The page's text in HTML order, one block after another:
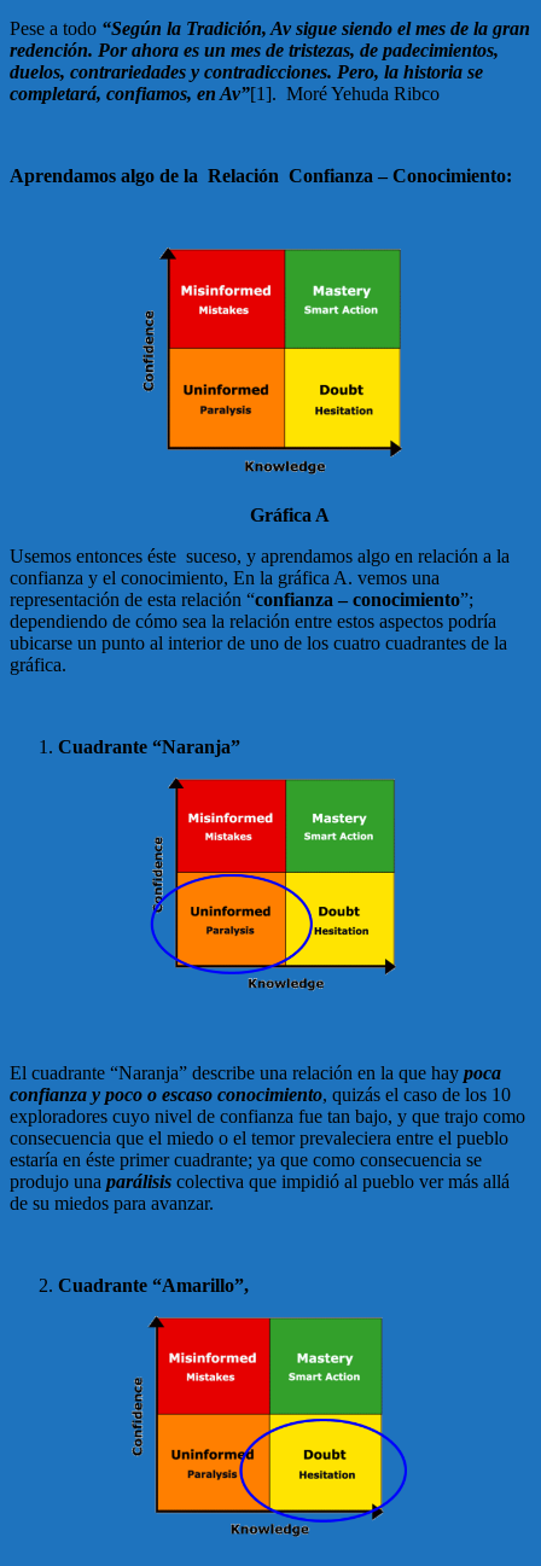
Pese a todo “Según la Tradición, Av sigue siendo el mes de la gran
redención. Por ahora es un mes de tristezas, de padecimientos,
duelos, contrariedades y contradicciones. Pero, la historia se
completará, confiamos, en Av”[1]. Moré Yehuda Ribco
Aprendamos algo de la Relación Confianza – Conocimiento:
Gráfica A
Usemos entonces éste suceso, y aprendamos algo en relación a la
confianza y el conocimiento, En la gráfica A. vemos una
representación de esta relación “confianza – conocimiento”;
dependiendo de cómo sea la relación entre estos aspectos podría
ubicarse un punto al interior de uno de los cuatro cuadrantes de la
gráfica.
Cuadrante “Naranja”
El cuadrante “Naranja” describe una relación en la que hay poca
confianza y poco o escaso conocimiento, quizás el caso de los 10
exploradores cuyo nivel de confianza fue tan bajo, y que trajo como
consecuencia que el miedo o el temor prevaleciera entre el pueblo
estaría en éste primer cuadrante; ya que como consecuencia se
produjo una parálisis colectiva que impidió al pueblo ver más allá
de su miedos para avanzar.
Cuadrante “Amarillo”,